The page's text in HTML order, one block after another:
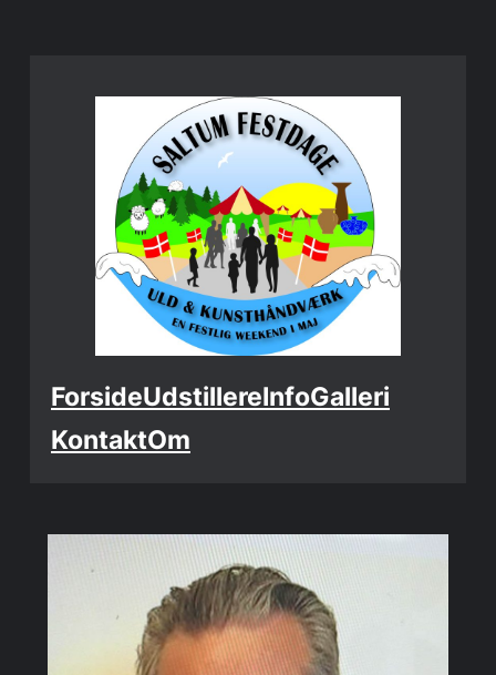
ForsideUdstillereInfoGalleri
KontaktOm